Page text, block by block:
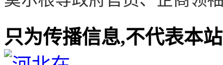
只为传播信息,不代表本